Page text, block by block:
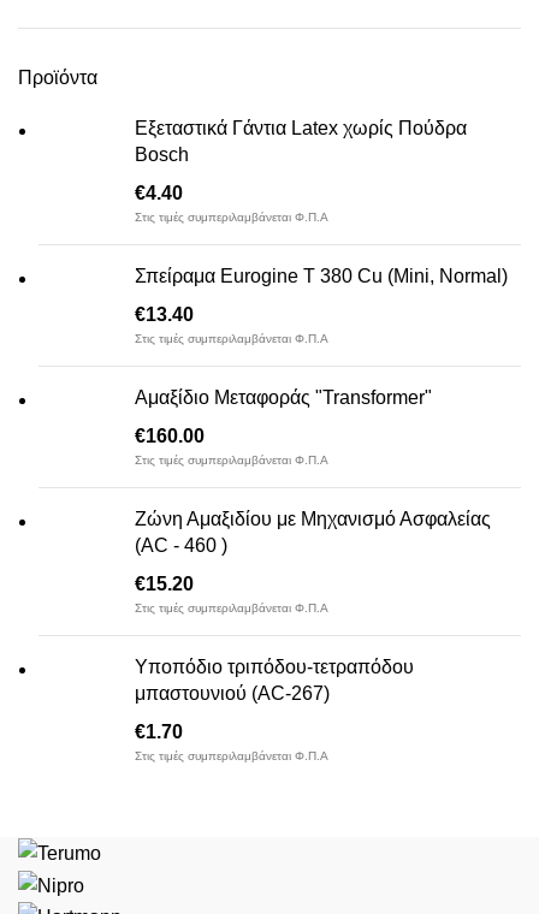
Προϊόντα
Εξεταστικά Γάντια Latex χωρίς Πούδρα
Bosch
€4.40
Στις τιμές συμπεριλαμβάνεται Φ.Π.Α
Σπείραμα Eurogine Τ 380 Cu (Mini, Normal)
€13.40
Στις τιμές συμπεριλαμβάνεται Φ.Π.Α
Αμαξίδιο Μεταφοράς "Transformer"
€160.00
Στις τιμές συμπεριλαμβάνεται Φ.Π.Α
Ζώνη Αμαξιδίου με Μηχανισμό Ασφαλείας
(AC - 460 )
€15.20
Στις τιμές συμπεριλαμβάνεται Φ.Π.Α
Υποπόδιο τριπόδου-τετραπόδου
μπαστουνιού (AC-267)
€1.70
Στις τιμές συμπεριλαμβάνεται Φ.Π.Α